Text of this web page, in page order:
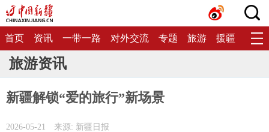
首页 资讯 一带一路 对外交流 专题 旅游 援疆 生态
旅游资讯
新疆解锁“爱的旅行”新场景
2026-05-21 来源: 新疆日报